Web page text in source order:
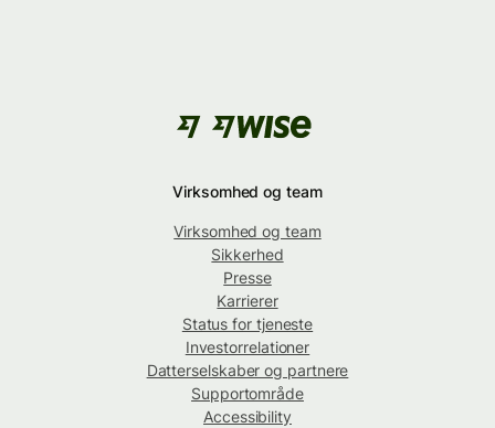
Virksomhed og team
Virksomhed og team
Sikkerhed
Presse
Karrierer
Status for tjeneste
Investorrelationer
Datterselskaber og partnere
Supportområde
Accessibility